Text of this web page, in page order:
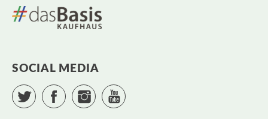
SOCIAL MEDIA
Twitter Facebook Instagram